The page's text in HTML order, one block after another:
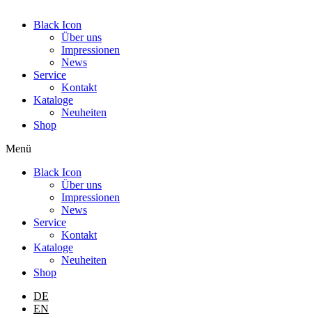
Black Icon
Über uns
Impressionen
News
Service
Kontakt
Kataloge
Neuheiten
Shop
Menü
Black Icon
Über uns
Impressionen
News
Service
Kontakt
Kataloge
Neuheiten
Shop
DE
EN